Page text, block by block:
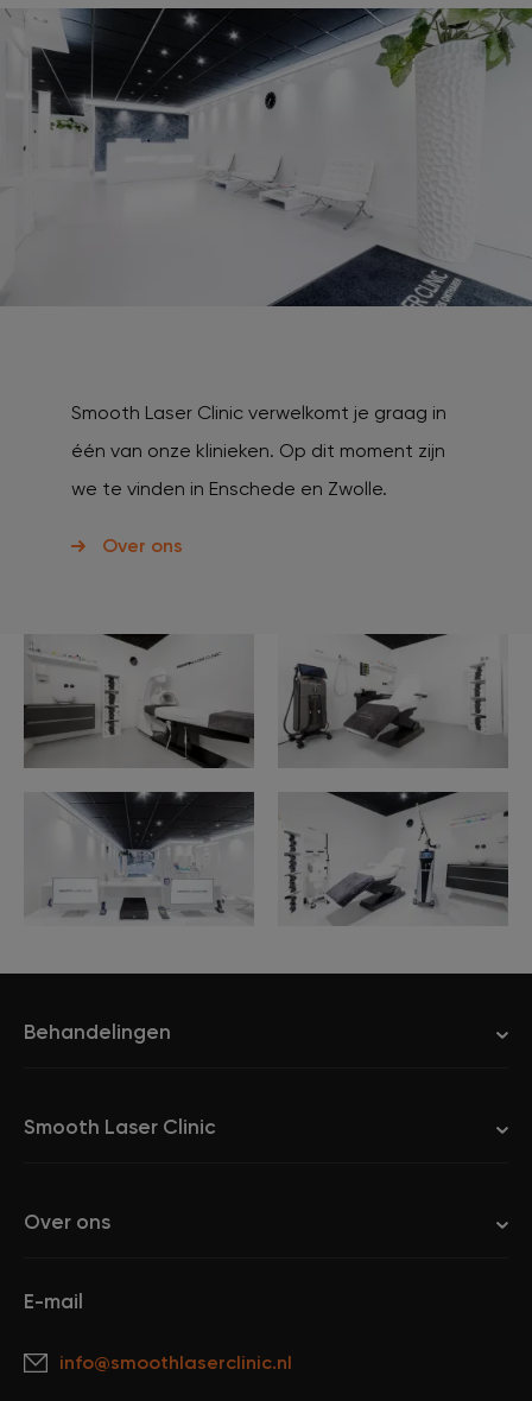
Smooth Laser Clinic verwelkomt je graag in
één van onze klinieken. Op dit moment zijn
we te vinden in Enschede en Zwolle.
Over ons
Behandelingen
Smooth Laser Clinic
Over ons
E-mail
info@smoothlaserclinic.nl